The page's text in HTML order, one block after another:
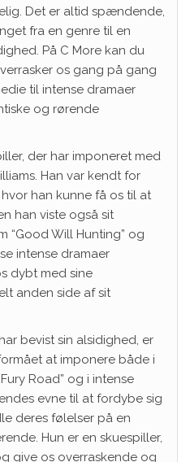
Det er altid spændende,
fra en genre til en
På C More kan du
os gang på gang
til intense dramaer
og rørende
der har imponeret med
Han var kendt for
han kunne få os til at
han viste også sit
“Good Will Hunting” og
intense dramaer
dybt med sine
anden side af sit
bevist sin alsidighed, er
at imponere både i
Road” og i intense
evne til at fordybe sig
deres følelser på en
Hun er en skuespiller,
give os overraskende og